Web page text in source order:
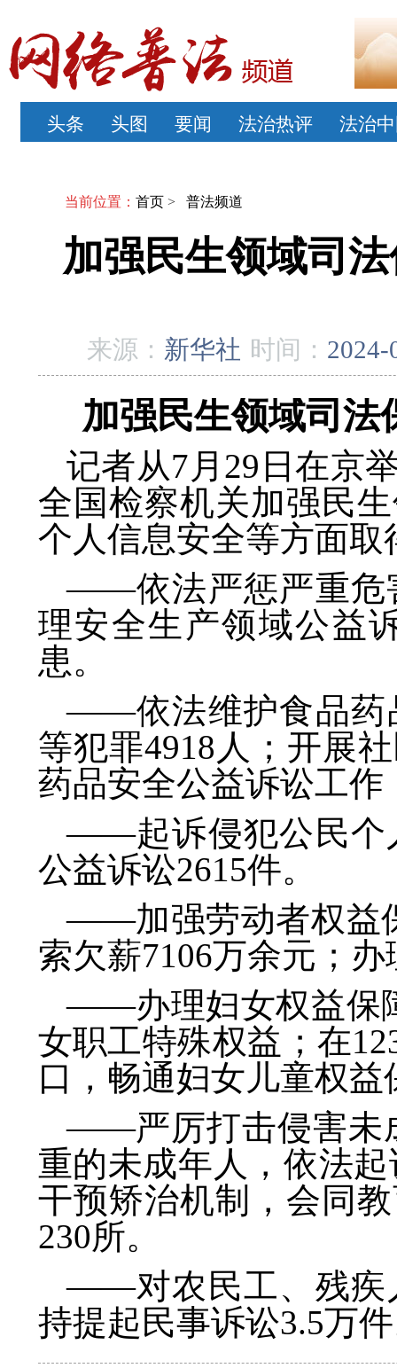
头条 头图 要闻 法治热评 法治
当前位置： 首页> 普法频道
加强民生领域司
来源： 新华社 时间：
加强民生领域司法
记者从7月29日在京
全国检察机关加强民
个人信息安全等方面取
——依法严惩严重危
理安全生产领域公益
患。
——依法维护食品药
等犯罪4918人；开展
药品安全公益诉讼工
——起诉侵犯公民个
公益诉讼2615件。
——加强劳动者权益
索欠薪7106万余元；
——办理妇女权益保
女职工特殊权益；在
口，畅通妇女儿童权益
——严厉打击侵害未
重的未成年人，依法
干预矫治机制，会同
230所。
——对农民工、残疾
持提起民事诉讼3.5万